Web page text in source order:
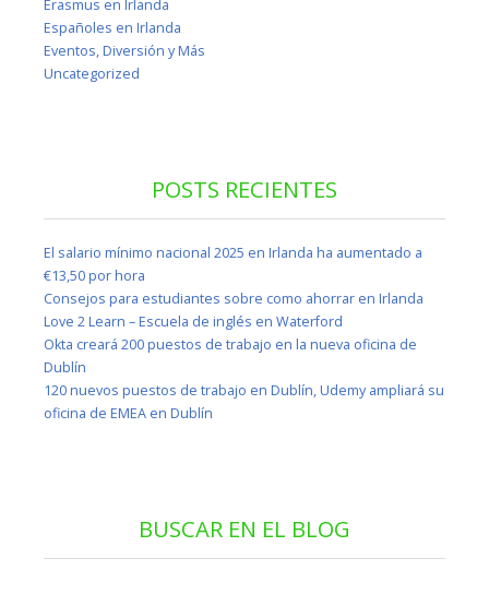
Erasmus en Irlanda
Españoles en Irlanda
Eventos, Diversión y Más
Uncategorized
POSTS RECIENTES
El salario mínimo nacional 2025 en Irlanda ha aumentado a
€13,50 por hora
Consejos para estudiantes sobre como ahorrar en Irlanda
Love 2 Learn – Escuela de inglés en Waterford
Okta creará 200 puestos de trabajo en la nueva oficina de
Dublín
120 nuevos puestos de trabajo en Dublín, Udemy ampliará su
oficina de EMEA en Dublín
BUSCAR EN EL BLOG